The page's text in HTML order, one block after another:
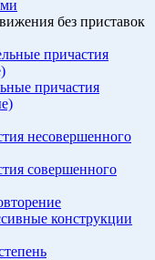
без приставок
причастия
причастия
несовершенного
совершенного
конструкции